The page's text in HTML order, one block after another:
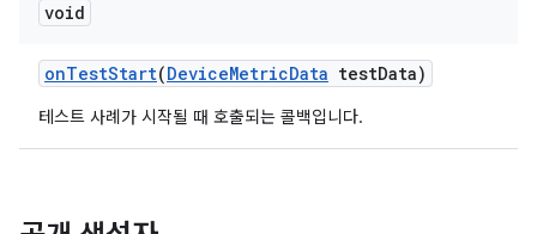
void
onTestStart(DeviceMetricData testData)
테스트 사례가 시작될 때 호출되는 콜백입니다.